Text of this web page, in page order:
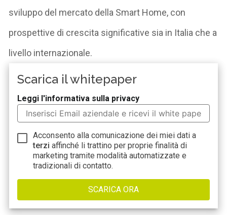
sviluppo del mercato della Smart Home, con
prospettive di crescita significative sia in Italia che a
livello internazionale.
Scarica il whitepaper
Leggi l'informativa sulla privacy
Acconsento alla comunicazione dei miei dati a
terzi affinché li trattino per proprie finalità di
marketing tramite modalità automatizzate e
tradizionali di contatto.